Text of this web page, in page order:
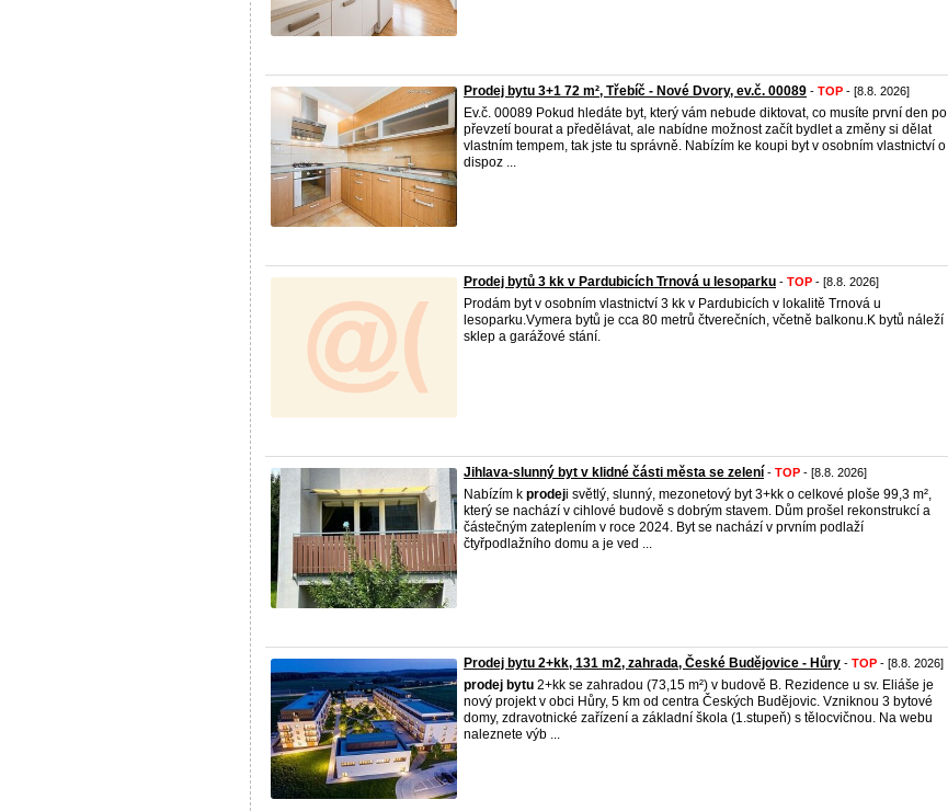
Prodej bytu 3+1 72 m², Třebíč - Nové Dvory, ev.č. 00089 - TOP - [8.8. 2026]
Ev.č. 00089 Pokud hledáte byt, který vám nebude diktovat, co musíte první den po
převzetí bourat a předělávat, ale nabídne možnost začít bydlet a změny si dělat
vlastním tempem, tak jste tu správně. Nabízím ke koupi byt v osobním vlastnictví o
dispoz ...
Prodej bytů 3 kk v Pardubicích Trnová u lesoparku - TOP - [8.8. 2026]
Prodám byt v osobním vlastnictví 3 kk v Pardubicích v lokalitě Trnová u
lesoparku.Vymera bytů je cca 80 metrů čtverečních, včetně balkonu.K bytů náleží
sklep a garážové stání.
Jihlava-slunný byt v klidné části města se zelení - TOP - [8.8. 2026]
Nabízím k prodeji světlý, slunný, mezonetový byt 3+kk o celkové ploše 99,3 m²,
který se nachází v cihlové budově s dobrým stavem. Dům prošel rekonstrukcí a
částečným zateplením v roce 2024. Byt se nachází v prvním podlaží
čtyřpodlažního domu a je ved ...
Prodej bytu 2+kk, 131 m2, zahrada, České Budějovice - Hůry - TOP - [8.8. 2026]
prodej bytu 2+kk se zahradou (73,15 m²) v budově B. Rezidence u sv. Eliáše je
nový projekt v obci Hůry, 5 km od centra Českých Budějovic. Vzniknou 3 bytové
domy, zdravotnické zařízení a základní škola (1.stupeň) s tělocvičnou. Na webu
naleznete výb ...